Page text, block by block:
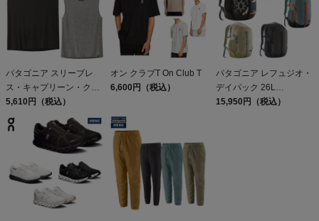
パタゴニア スリーブレ
ス・キャプリーン・クー
ル・デイリー・シャツ
Patagonia Sleeveless
Capilene Cool Daily
5,610円（税込）
オン クラブT On Club T
6,600円（税込）
パタゴニア レフュジオ・
デイパック 26L
PATAGONIA REFUGIO
15,950円（税込）